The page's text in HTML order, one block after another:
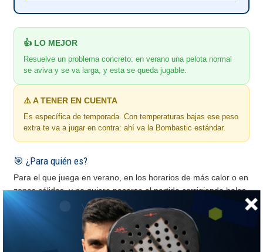
👍 LO MEJOR
Resuelve un problema concreto: en verano una pelota normal
se aviva y se va larga, y esta se queda jugable.
⚠️ A TENER EN CUENTA
Es específica de temporada. Con temperaturas bajas ese peso
extra te va a jugar en contra: ahí va la Bombastic estándar.
🎯 ¿Para quién es?
Para el que juega en verano, en los horarios de más calor o en
zonas cálidas, y no quiere pasarse el partido corrigiendo bolas
que se van largas.
🫙 Cómo hacer que te duren más